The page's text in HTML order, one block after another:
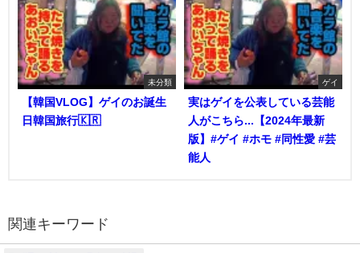
未分類
【韓国VLOG】ゲイのお誕生
日韓国旅行🇰🇷
ゲイ
実はゲイを公表している芸能
人がこちら...【2024年最新
版】#ゲイ #ホモ #同性愛 #芸
能人
関連キーワード